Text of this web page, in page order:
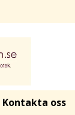
Kontakta oss